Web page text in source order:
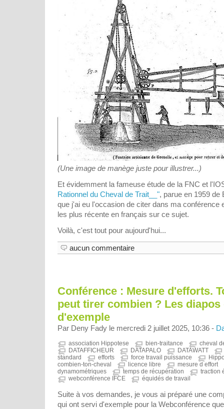
(Une image de manège juste pour illustrer...)
Et évidemment la fameuse étude de la FNC et
Rationnel du Cheval de Trait__", parue en 1959 de
que j'ai eu l'occasion de citer dans ma conférence
les plus récente en français sur ce sujet.
Voilà, c'est tout pour aujourd'hui...
aucun commentaire
Conférence : Mesure d'efforts.
peut tirer combien ? Les
d'exemple
Par Deny Fady le mercredi 2 juillet 2025, 10:36 -
association Hippotese bien-traitance
cheval
DATAFFICHEUR
DATAPALO
DATAWATT
standard
efforts force travail puissance
combien-ton-cheval
licence libre
mesure d effort
dynamométriques
temps de récupération
traction
webconférence IFCE
équidés de travail
Suite à vos demandes, je vous ai préparé une
qui ont servi d'exemple pour la Webconférence